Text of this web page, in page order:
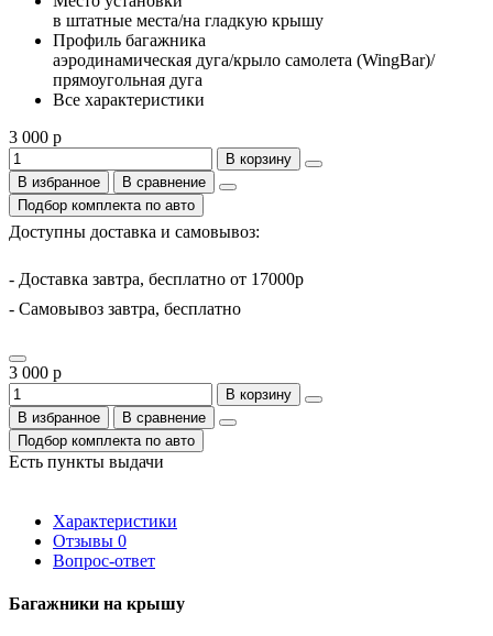
в штатные места/на гладкую крышу
Профиль багажника
аэродинамическая дуга/крыло самолета (WingBar)/
прямоугольная дуга
Все характеристики
3 000 р
В корзину
В избранное
В сравнение
Подбор комплекта по авто
Доступны доставка и самовывоз:
- Доставка завтра, бесплатно от 17000р
- Самовывоз завтра, бесплатно
3 000 р
В корзину
В избранное
В сравнение
Подбор комплекта по авто
Есть пункты выдачи
Характеристики
Отзывы 0
Вопрос-ответ
Багажники на крышу